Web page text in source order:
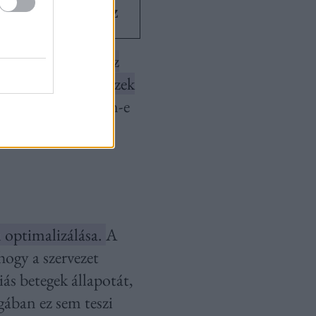
tüneteket okoz
hatásosak, de az
regenerációt) ezek
az, hogy van-e
alvás ad
optimalizálása. A
a szervezet
betegek állapotát,
ez sem teszi